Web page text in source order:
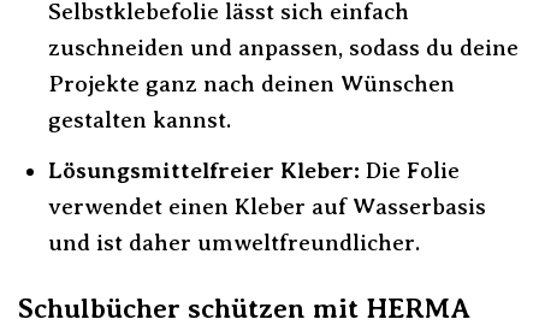
Selbstklebefolie lässt sich einfach
zuschneiden und anpassen, sodass du deine
Projekte ganz nach deinen Wünschen
gestalten kannst.
Lösungsmittelfreier Kleber: Die Folie
verwendet einen Kleber auf Wasserbasis
und ist daher umweltfreundlicher.
Schulbücher schützen mit HERMA